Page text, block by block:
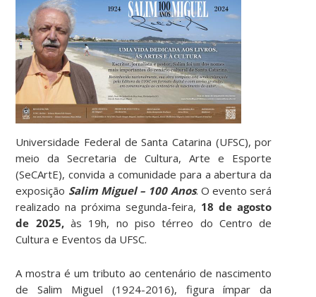
Universidade Federal de Santa Catarina (UFSC), por
meio da Secretaria de Cultura, Arte e Esporte
(SeCArtE), convida a comunidade para a abertura da
exposição Salim Miguel – 100 Anos. O evento será
realizado na próximasegunda-feira, 18 de agosto
de 2025,às 19h, no piso térreo do Centro de
Cultura e Eventos da UFSC.
A mostra é um tributo ao centenário de nascimento
de Salim Miguel (1924-2016), figura ímpar da